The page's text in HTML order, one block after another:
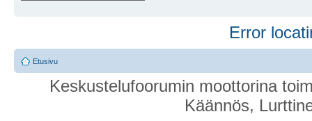
Error
Etusivu
Keskustelufoorumin moottorina
Käännös,